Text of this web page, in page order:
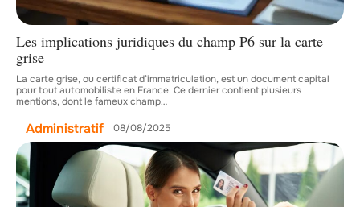
Les implications juridiques du champ P6 sur la carte
grise
La carte grise, ou certificat d’immatriculation, est un document capital
pour tout automobiliste en France. Ce dernier contient plusieurs
mentions, dont le fameux champ…
Administratif 08/08/2025